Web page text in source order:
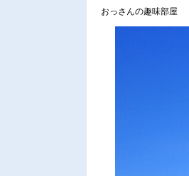
おっさんの趣味部屋